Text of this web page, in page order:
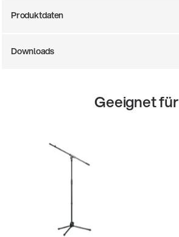
| 19.06.2026
Produktdaten
Downloads
Geeignet für